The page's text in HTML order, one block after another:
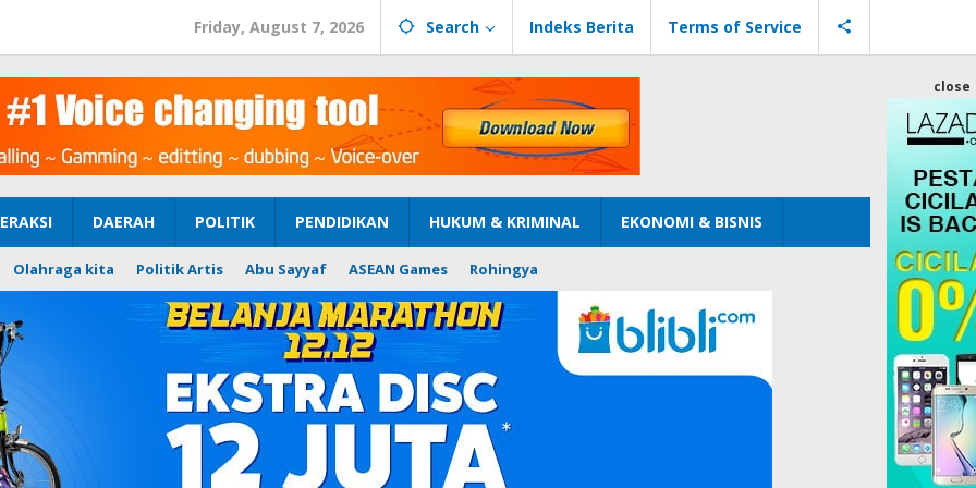
Friday, August 7, 2026 Search Indeks Berita Terms of Service
DAERAH POLITIK PENDIDIKAN HUKUM & KRIMINAL EKONOMI & BISNIS
Olahraga kita Politik Artis Abu Sayyaf ASEAN Games Rohingya
close